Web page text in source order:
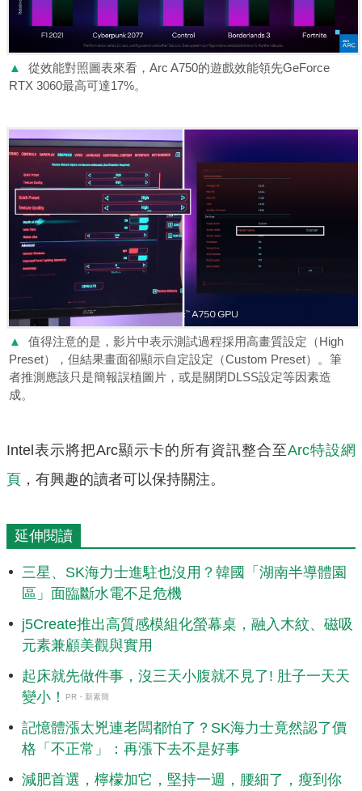
▲
從效能對照圖表來看，Arc A750的遊戲效能領先GeForce
RTX 3060最高可達17%。
▲
值得注意的是，影片中表示測試過程採用高畫質設定（High
Preset），但結果畫面卻顯示自定設定（Custom Preset）。筆
者推測應該只是簡報誤植圖片，或是關閉DLSS設定等因素造
成。
Intel表示將把Arc顯示卡的所有資訊整合至Arc特設網
頁 ，有興趣的讀者可以保持關注。
延伸閱讀
三星、SK海力士進駐也沒用？韓國「湖南半導體園
區」面臨斷水電不足危機
j5Create推出高質感模組化螢幕桌，融入木紋、磁吸
元素兼顧美觀與實用
起床就先做件事，沒三天小腹就不見了! 肚子一天天
變小！
PR・新素簡
記憶體漲太兇連老闆都怕了？SK海力士竟然認了價
格「不正常」：再漲下去不是好事
減肥首選，檸檬加它，堅持一週，腰細了，瘦到你